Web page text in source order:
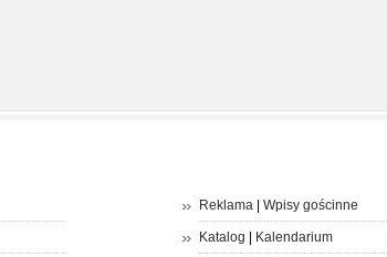
Reklama| Wpisy gościnne
Katalog Kalendarium